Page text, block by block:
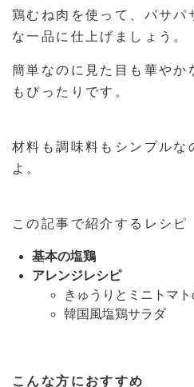
鶏むね肉を使って、パサパ
な一品に仕上げましょう。
簡単なのに見た目も華やか
もぴったりです。
材料も調味料もシンプルな
よ。
この記事で紹介するレシピ
基本の塩鶏
アレンジレシピ
きゅうりとミニトマト
韓国風塩鶏サラダ
こんな方におすすめ